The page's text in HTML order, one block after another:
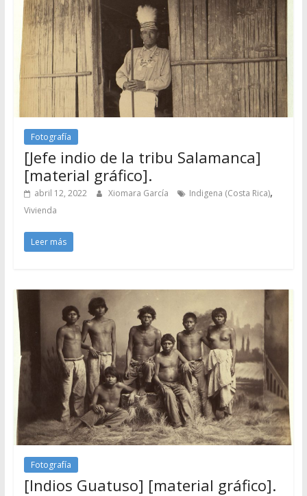
Fotografía
[Jefe indio de la tribu Salamanca]
[material gráfico].
abril 12, 2022 Xiomara García Indigena (Costa Rica),
Vivienda
Leer más
Fotografía
[Indios Guatuso] [material gráfico].